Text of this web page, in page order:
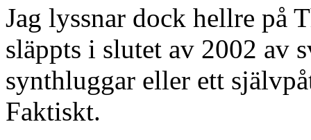
Jag lyssnar dock hellre på
släppts i slutet av 2002 av
synthluggar eller ett
Faktiskt.